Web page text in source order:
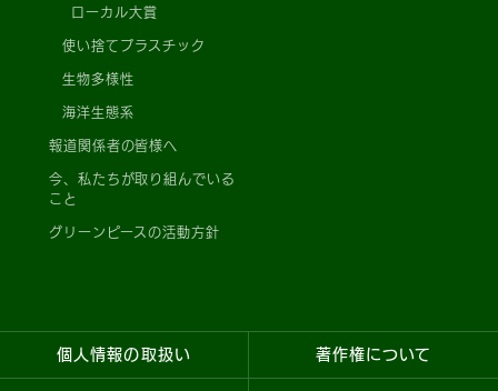
ローカル大賞
使い捨てプラスチック
生物多様性
海洋生態系
報道関係者の皆様へ
今、私たちが取り組んでいる
こと
グリーンピースの活動方針
個人情報の取扱い 著作権について